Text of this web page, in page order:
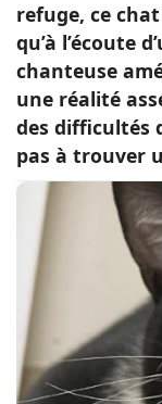
refuge, ce
qu’à l’écoute
chanteuse
une réalité
des difficultés
pas à trouver